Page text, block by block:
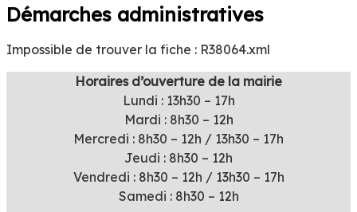
Démarches administratives
Impossible de trouver la fiche : R38064.xml
Horaires d’ouverture de la mairie
Lundi : 13h30 – 17h
Mardi : 8h30 – 12h
Mercredi : 8h30 – 12h / 13h30 – 17h
Jeudi : 8h30 – 12h
Vendredi : 8h30 – 12h / 13h30 – 17h
Samedi : 8h30 – 12h